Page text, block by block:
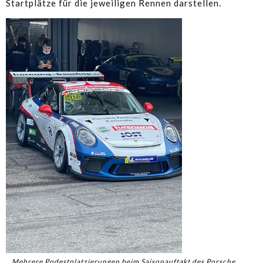
Startplätze für die jeweiligen Rennen darstellen.